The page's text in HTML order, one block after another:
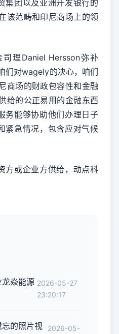
集团以及亚洲开发银行的
该范畴和印尼商场上的领
理Daniel Hersson弥补
们对wagely的决心，咱们
商场的财政包容性和金融
给的公正易用的金融东西
务能够协助他们办理日子
紧急情况，包含应对气候
方或企业方供给，动点科
焱能源 2026-05-27
23:20:17
的照片视
2026-05-